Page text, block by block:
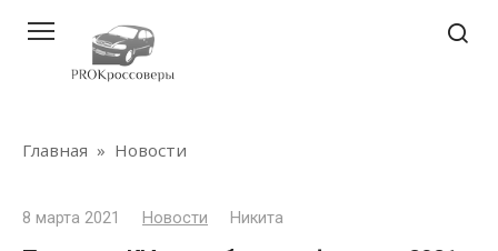
контенту
Главная » Новости
8 марта 2021 Новости Никита